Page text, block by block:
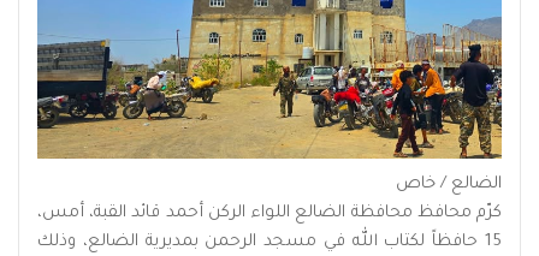
الضالع / خاص
كرّم محافظ محافظة الضالع اللواء الركن أحمد قائد القبة، أمس،
15 حافظاً لكتاب الله في مسجد الرحمن بمديرية الضالع، وذلك